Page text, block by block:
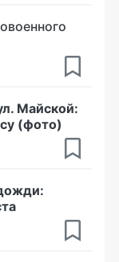
Майской:
(фото)